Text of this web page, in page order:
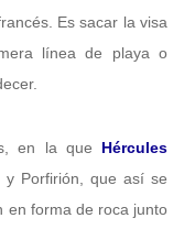
Es sacar la visa
línea de playa o
en la que Hércules
Porfirión, que así se
en forma de roca junto